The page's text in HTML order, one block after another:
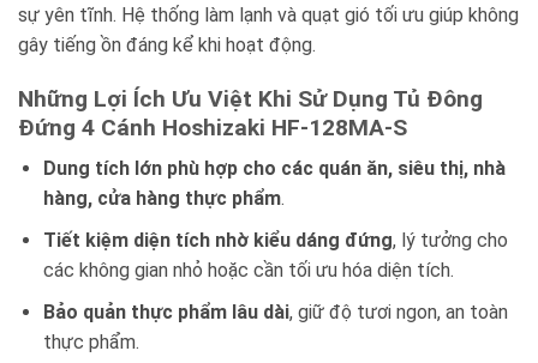
sự yên tĩnh. Hệ thống làm lạnh và quạt gió tối ưu giúp không
gây tiếng ồn đáng kể khi hoạt động.
Những Lợi Ích Ưu Việt Khi Sử Dụng Tủ Đông
Đứng 4 Cánh Hoshizaki HF-128MA-S
Dung tích lớn phù hợp cho các quán ăn, siêu thị, nhà
hàng, cửa hàng thực phẩm.
Tiết kiệm diện tích nhờ kiểu dáng đứng, lý tưởng cho
các không gian nhỏ hoặc cần tối ưu hóa diện tích.
Bảo quản thực phẩm lâu dài, giữ độ tươi ngon, an toàn
thực phẩm.